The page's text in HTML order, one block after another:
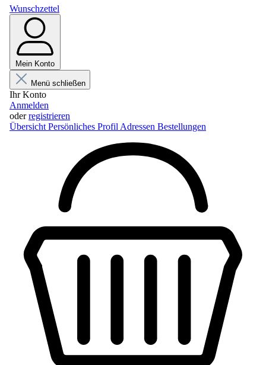
Wunschzettel
Mein Konto
Menü schließen
Ihr Konto
Anmelden
oderregistrieren
Übersicht Persönliches Profil Adressen Bestellungen